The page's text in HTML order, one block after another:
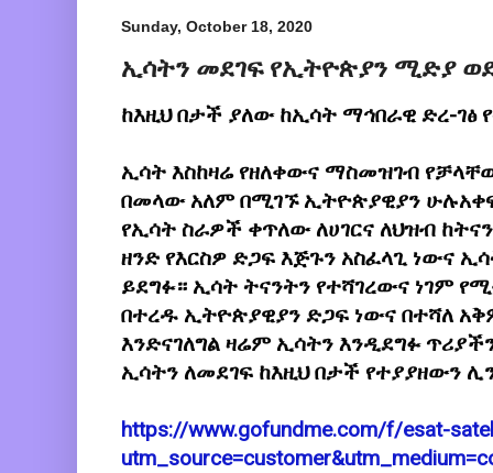
Sunday, October 18, 2020
ኢሳትን መደገፍ የኢትዮጵያን ሚድያ
ከእዚህ በታች ያለው ከኢሳት ማኅበራዊ ድረ-ገፅ
ኢሳት እስከዛሬ የዘለቀውና ማስመዝገብ
በመላው አለም በሚገኙ ኢትዮጵያዊያን
የኢሳት ስራዎች ቀጥለው ለሀገርና ለህዝብ
ዘንድ የእርስዎ ድጋፍ እጅጉን አስፈላጊ ነውና
ይደግፉ። ኢሳት ትናንትን የተሻገረውና ነገም
በተረዱ ኢትዮጵያዊያን ድጋፍ ነውና በተሻለ
እንድናገለግል ዛሬም ኢሳትን እንዲደግፉ
ኢሳትን ለመደገፍ ከእዚህ በታች የተያያዘውን
https://www.gofundme.com/f/esat-